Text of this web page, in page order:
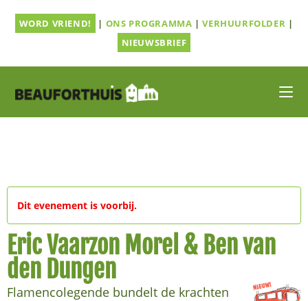
naarWORD VRIEND! | ONS PROGRAMMA |VERHUURFOLDER |
NIEUWSBRIEF
Dit evenement is voorbij.
Eric Vaarzon Morel & Ben van
den Dungen
Flamencolegende bundelt de krachten